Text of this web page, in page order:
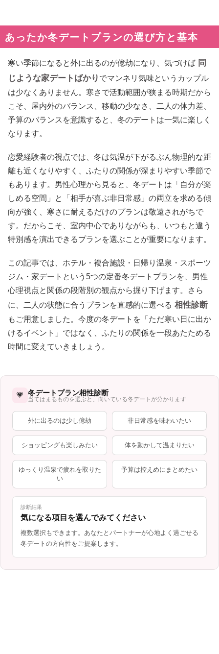
あったか冬デートプランの選び方と基本
寒い季節になると外に出るのが億劫になり、気づけば 同
じような家デートばかり でマンネリ気味というカップル
は少なくありません。寒さで活動範囲が狭まる時期だから
こそ、屋内外のバランス、移動の少なさ、二人の体力差、
予算のバランスを意識すると、冬のデートは一気に楽しく
なります。
恋愛経験者の視点では、冬は気温が下がるぶん物理的な距
離も近くなりやすく、ふたりの関係が深まりやすい季節で
もあります。男性心理から見ると、冬デートは「自分が楽
しめる空間」と「相手が喜ぶ非日常感」の両立を求める傾
向が強く、寒さに耐えるだけのプランは敬遠されがちで
す。だからこそ、室内中心でありながらも、いつもと違う
特別感を演出できるプランを選ぶことが重要になります。
この記事では、ホテル・複合施設・日帰り温泉・スポーツ
ジム・家デートという5つの定番冬デートプランを、男性
心理視点と関係の段階別の観点から掘り下げます。さら
に、二人の状態に合うプランを直感的に選べる 相性診断
もご用意しました。今度の冬デートを「ただ寒い日に出か
けるイベント」ではなく、ふたりの関係を一段あたためる
時間に変えていきましょう。
💗 冬デートプラン相性診断
当てはまるものを選ぶと、向いている冬デートが分かります
外に出るのは少し億劫 非日常感を味わいたい
ショッピングも楽しみたい 体を動かして温まりたい
ゆっくり温泉で疲れを取りた
い
予算は控えめにまとめたい
診断結果
気になる項目を選んでみてください
複数選択もできます。あなたとパートナーが心地よく過ごせる
冬デートの方向性をご提案します。